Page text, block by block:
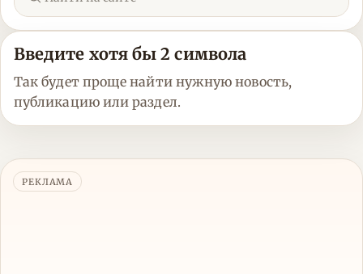
Введите хотя бы 2 символа
Так будет проще найти нужную новость,
публикацию или раздел.
РЕКЛАМА